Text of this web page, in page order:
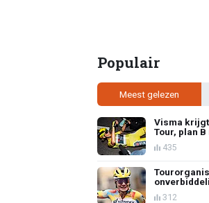
Populair
Meest gelezen
Visma
Tour, plan
435
312